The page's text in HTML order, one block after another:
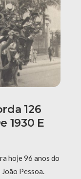
126
1930 E
hoje 96 anos do
Pessoa.